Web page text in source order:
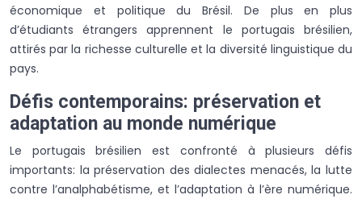
économique et politique du Brésil. De plus en plus
d’étudiants étrangers apprennent le portugais brésilien,
attirés par la richesse culturelle et la diversité linguistique du
pays.
Défis contemporains: préservation et
adaptation au monde numérique
Le portugais brésilien est confronté à plusieurs défis
importants: la préservation des dialectes menacés, la lutte
contre l’analphabétisme, et l’adaptation à l’ère numérique.